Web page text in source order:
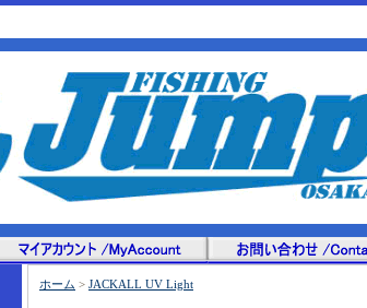
ホーム > JACKALL UV Light